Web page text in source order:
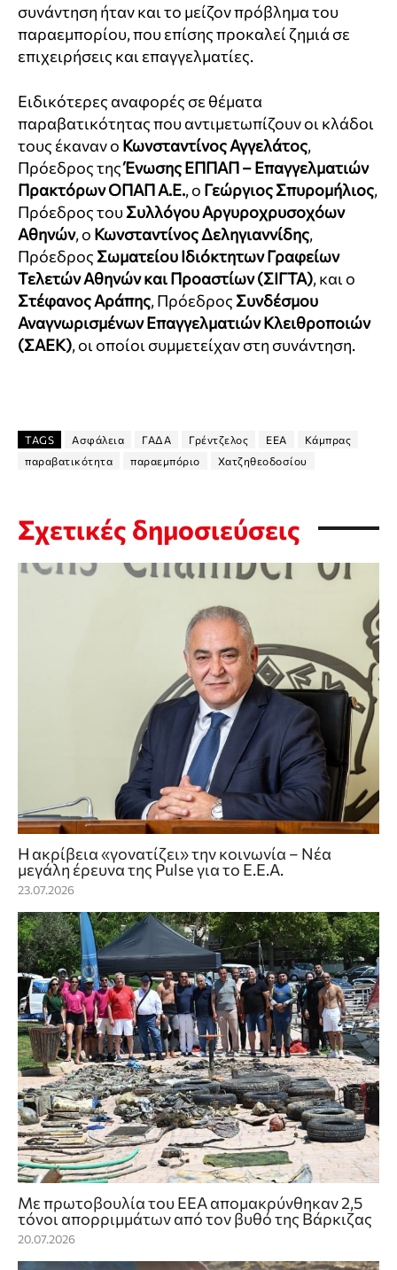
συνάντηση ήταν και το μείζον πρόβλημα του
παραεμπορίου, που επίσης προκαλεί ζημιά σε
επιχειρήσεις και επαγγελματίες.
Ειδικότερες αναφορές σε θέματα
παραβατικότητας που αντιμετωπίζουν οι κλάδοι
τους έκαναν ο Κωνσταντίνος Αγγελάτος,
Πρόεδρος τηςΈνωσης ΕΠΠΑΠ– Επαγγελματιών
Πρακτόρων ΟΠΑΠ Α.Ε., ο Γεώργιος Σπυρομήλιος,
Πρόεδρος τουΣυλλόγου Αργυροχρυσοχόων
Αθηνών, ο Κωνσταντίνος Δεληγιαννίδης,
ΠρόεδροςΣωματείου Ιδιόκτητων Γραφείων
Τελετών Αθηνών και Προαστίων (ΣΙΓΤΑ), και ο
Στέφανος Αράπης, ΠρόεδροςΣυνδέσμου
Αναγνωρισμένων Επαγγελματιών Κλειθροποιών
(ΣΑΕΚ), οι οποίοι συμμετείχαν στη συνάντηση.
TAGS Ασφάλεια ΓΑΔΑ Γρέντζελος ΕΕΑ
Κάμπρας
παραβατικότητα
παραεμπόριο Χατζηθεοδοσίου
Σχετικές δημοσιεύσεις
Η ακρίβεια «γονατίζει» την κοινωνία – Νέα
μεγάλη έρευνα της Pulse για το Ε.Ε.Α.
23.07.2026
Με πρωτοβουλία του ΕΕΑ απομακρύνθηκαν 2,5
τόνοι απορριμμάτων από τον βυθό της Βάρκιζας
20.07.2026